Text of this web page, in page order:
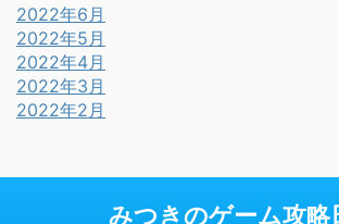
2022年6月
2022年5月
2022年4月
2022年3月
2022年2月
みつきのゲーム攻略